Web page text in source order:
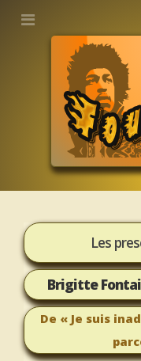
Les
Brigitte
De « Je suis